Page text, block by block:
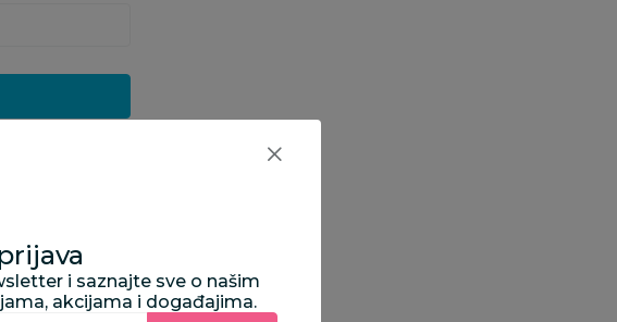
klikom na
i saznajte sve o našim
akcijama i događajima.